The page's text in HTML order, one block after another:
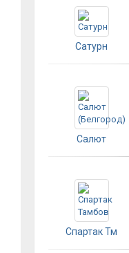
Сатурн
Салют
Спартак Тм